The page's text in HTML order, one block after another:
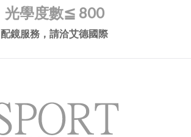
光學度數≦ 800
配鏡服務，請洽艾德國際